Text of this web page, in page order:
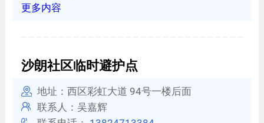
更多内容
沙朗社区临时避护点
地址：西区彩虹大道 94号一楼后面
联系人：吴嘉辉